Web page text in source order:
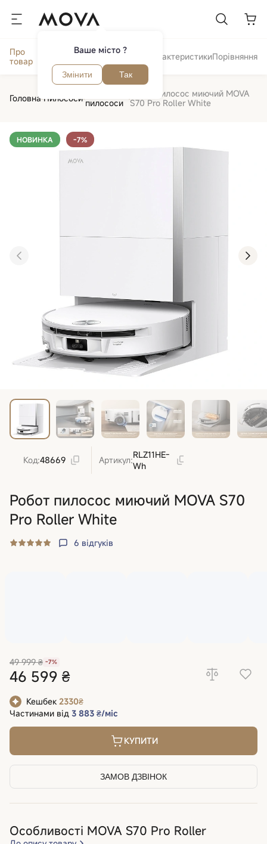
Ваше місто ?
Змінити Так
Про
товар
Відгуки та
Огляд ХарактеристикиПорівняння
Головна Пилососи пилососи
Робот пилосос миючий MOVA
S70 Pro Roller White
‹ ›
НОВИНКА -7%
Код:48669 Артикул:RLZ11HE-
Wh
Робот пилосос миючий MOVA S70
Pro Roller White
6 відгуків
49 999 ₴ -7%
46 599 ₴
КУПИТИ
ЗАМОВ ДЗВІНОК
Кешбек 2330₴
Частинами від 3 883 ₴/міс
Особливості MOVA S70 Pro Roller